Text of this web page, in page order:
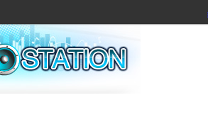
ข่าวสั้น
หนังใหม่
หมากรุกไทย